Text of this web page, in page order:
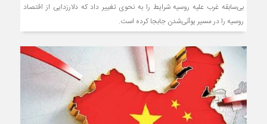
بی‌سابقه غرب علیه روسیه شرایط را به نحوی تغییر داد که دلارزدایی از اقتصاد
روسیه را در مسیر یوآنی‌شدن جابجا کرده است.